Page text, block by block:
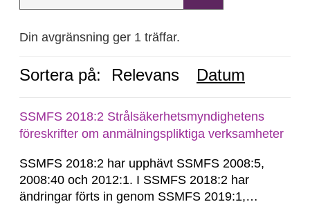
Din avgränsning ger 1 träffar.
Sortera på: Relevans Datum
SSMFS 2018:2 Strålsäkerhetsmyndighetens
föreskrifter om anmälningspliktiga verksamheter
SSMFS 2018:2 har upphävt SSMFS 2008:5,
2008:40 och 2012:1. I SSMFS 2018:2 har
ändringar förts in genom SSMFS 2019:1,